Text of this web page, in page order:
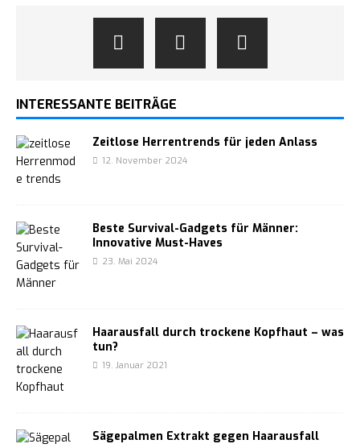
INTERESSANTE BEITRÄGE
Zeitlose Herrentrends für jeden Anlass
12. November 2024
Beste Survival-Gadgets für Männer:
Innovative Must-Haves
23. Mai 2024
Haarausfall durch trockene Kopfhaut – was
tun?
19. Januar 2021
Sägepalmen Extrakt gegen Haarausfall